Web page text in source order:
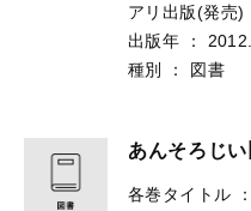
アリ出版(発売)
出版年
：
種別
： 図書
あんそろじ
各巻タイトル ：